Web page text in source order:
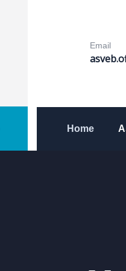
Email
Home